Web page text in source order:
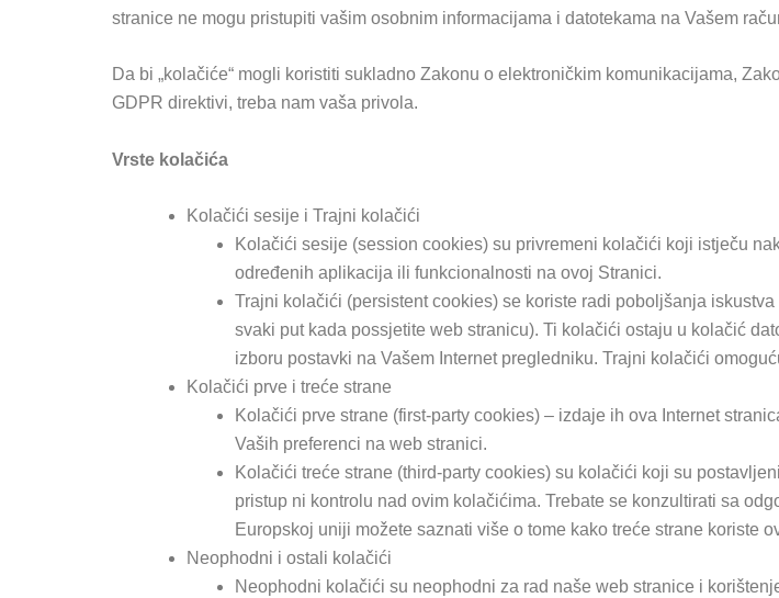
stranice ne mogu pristupiti vašim osobnim informacijama i datotekama na Vašem
Da bi „kolačiće“ mogli koristiti sukladno Zakonu o elektroničkim komunikacijama,
GDPR direktivi, treba nam vaša privola.
Vrste kolačića
Kolačići sesije i Trajni kolačići
Kolačići sesije (session cookies) su privremeni kolačići koji istječu
određenih aplikacija ili funkcionalnosti na ovoj Stranici.
Trajni kolačići (persistent cookies) se koriste radi poboljšanja
svaki put kada possjetite web stranicu). Ti kolačići ostaju u kolačić
izboru postavki na Vašem Internet pregledniku. Trajni kolačići
Kolačići prve i treće strane
Kolačići prve strane (first-party cookies) – izdaje ih ova Internet
Vaših preferenci na web stranici.
Kolačići treće strane (third-party cookies) su kolačići koji su
pristup ni kontrolu nad ovim kolačićima. Trebate se konzultirati sa
Europskoj uniji možete saznati više o tome kako treće strane koriste
Neophodni i ostali kolačići
Neophodni kolačići su neophodni za rad naše web stranice i